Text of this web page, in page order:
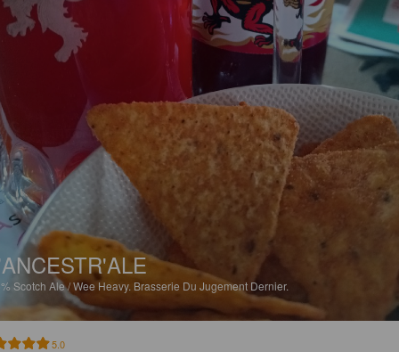
Scotch Ale / Wee Heavy. Brasserie Du Jugement Dernier.
5.0